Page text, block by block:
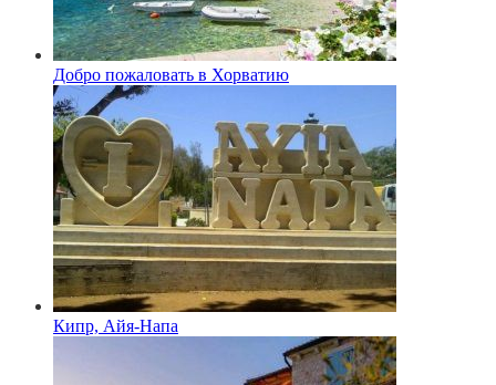
Добро пожаловать в Хорватию
Кипр, Айя-Напа